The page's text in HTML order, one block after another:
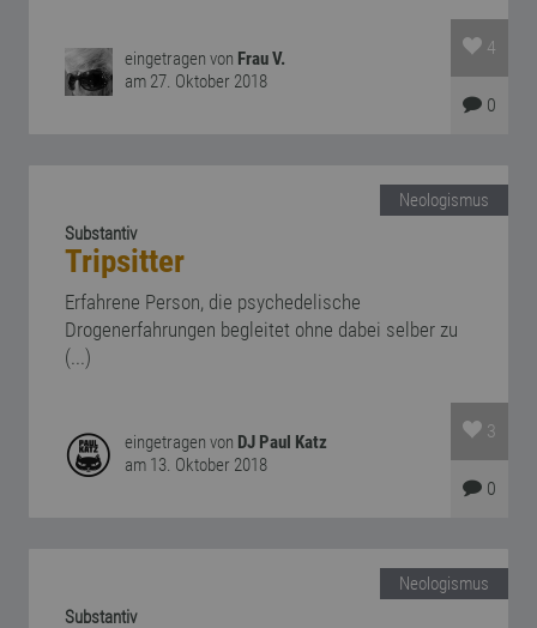
eingetragen von Frau V.
am 27. Oktober 2018
4
0
Neologismus
Substantiv
Tripsitter
Erfahrene Person, die psychedelische
Drogenerfahrungen begleitet ohne dabei selber zu
(...)
eingetragen von DJ Paul Katz
am 13. Oktober 2018
3
0
Neologismus
Substantiv